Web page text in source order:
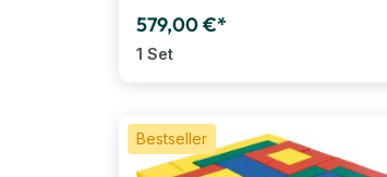
579,00 €*
1 Set
Bestseller